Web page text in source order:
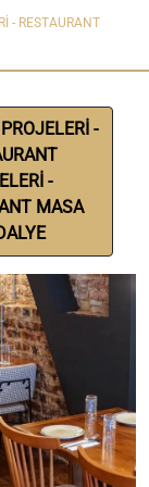
- RESTAURANT
-
-
MASA